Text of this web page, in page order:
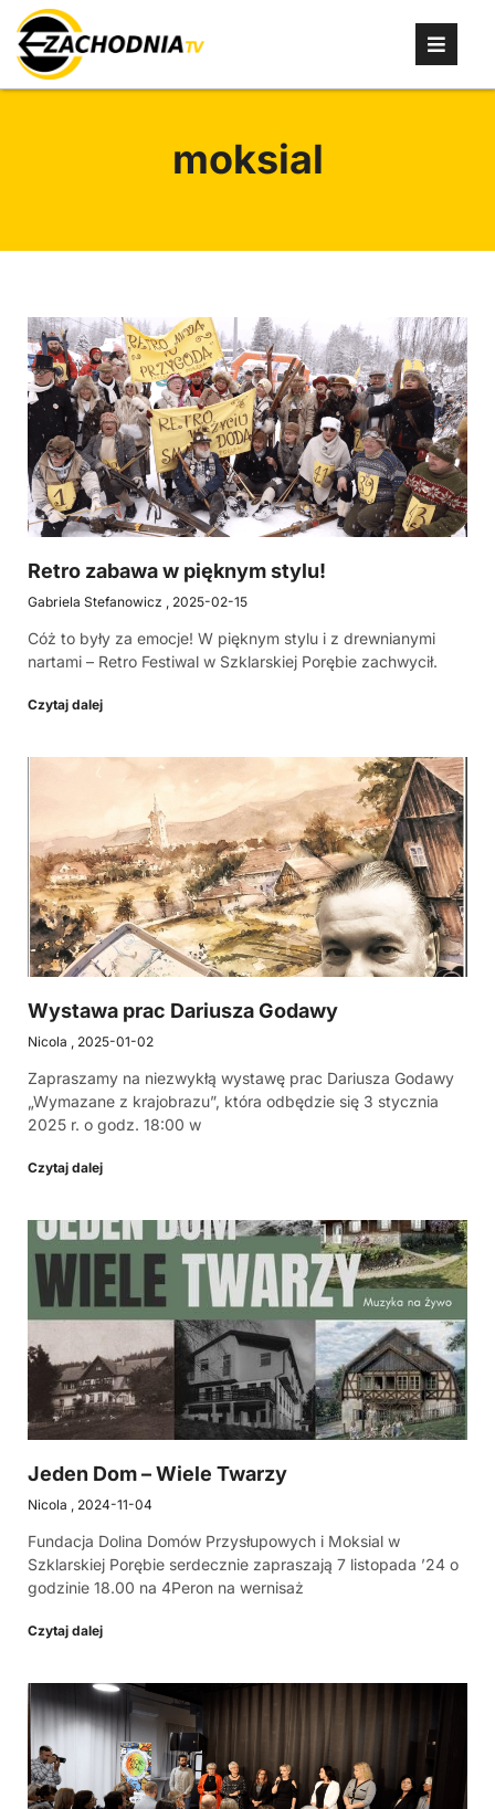
moksial
Retro zabawa w pięknym stylu!
Gabriela Stefanowicz 2025-02-15
Cóż to były za emocje! W pięknym stylu i z drewnianymi
nartami – Retro Festiwal w Szklarskiej Porębie zachwycił.
Czytaj dalej
Wystawa prac Dariusza Godawy
Nicola 2025-01-02
Zapraszamy na niezwykłą wystawę prac Dariusza Godawy
„Wymazane z krajobrazu”, która odbędzie się 3 stycznia
2025 r. o godz. 18:00 w
Czytaj dalej
Jeden Dom – Wiele Twarzy
Nicola 2024-11-04
Fundacja Dolina Domów Przysłupowych i Moksial w
Szklarskiej Porębie serdecznie zapraszają 7 listopada ’24 o
godzinie 18.00 na 4Peron na wernisaż
Czytaj dalej